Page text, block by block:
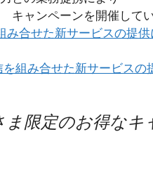
キャンペーンを開催して
み合せた新サービスの提
組み合せた新サービス
限定のお得なキ